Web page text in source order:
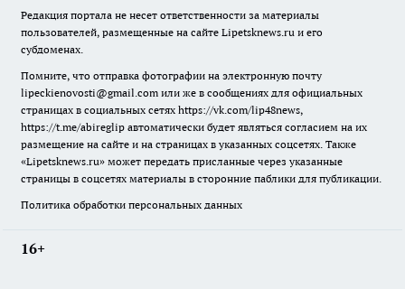
Редакция портала не несет ответственности за материалы
пользователей, размещенные на сайте Lipetsknews.ru и его
субдоменах.
Помните, что отправка фотографии на электронную почту
lipeckienovosti@gmail.com или же в сообщениях для официальных
страницах в социальных сетях https://vk.com/lip48news,
https://t.me/abireglip автоматически будет являться согласием на их
размещение на сайте и на страницах в указанных соцсетях. Также
«Lipetsknews.ru» может передать присланные через указанные
страницы в соцсетях материалы в сторонние паблики для публикации.
Политика обработки персональных данных
16+